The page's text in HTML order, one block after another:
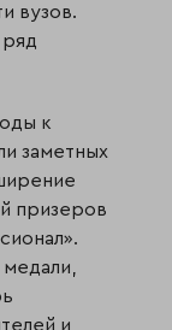
вузов.
к
заметных
призеров
и